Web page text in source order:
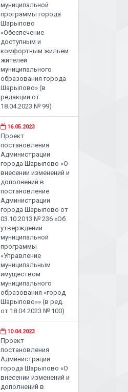
муниципальной
программы города
Шарыпово
«Обеспечение
доступным и
комфортным жильем
жителей
муниципального
образования города
Шарыпово» (в
редакции от
18.04.2023 № 99)
16.05.2023
Проект
постановления
Администрации
города Шарыпово «О
внесении изменений и
дополнений в
постановление
Администрации
города Шарыпово от
03.10.2013 № 236 «Об
утверждении
муниципальной
программы
«Управление
муниципальным
имуществом
муниципального
образования «город
Шарыпово»» (в ред.
от 18.04.2023 № 100)
10.04.2023
Проект
постановления
Администрации
города Шарыпово «О
внесении изменений и
дополнений в